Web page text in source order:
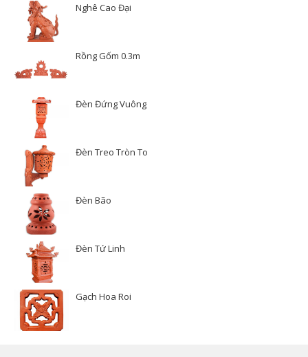
Nghê Cao Đại
Rồng Gốm 0.3m
Đèn Đứng Vuông
Đèn Treo Tròn To
Đèn Bão
Đèn Tứ Linh
Gạch Hoa Roi